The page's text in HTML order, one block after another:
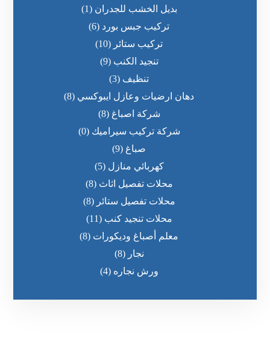
بديل الخشب للجدران (1)
تركيب جبس بورد (6)
تركيب ستائر (10)
تنجيد الكنب (9)
تنظيف (3)
دهان ارضيات وعازل ايبوكسي (8)
شركة اصباغ (8)
شركة تركيب سيراميك (0)
صباغ (9)
كهربائي منازل (5)
محلات تفصيل اثاث (8)
محلات تفصيل ستائر (8)
محلات تنجيد كنب (11)
معلم أصباغ وديكورات (8)
نجار (8)
ورش نجاره (4)